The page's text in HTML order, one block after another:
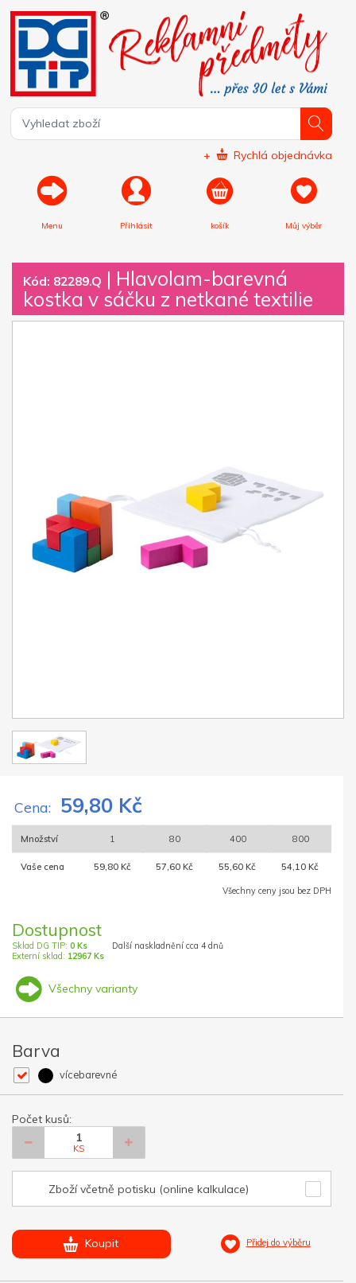
+ Rychlá objednávka
Menu Přihlásit košík Můj výběr
Kód: 82289.Q | Hlavolam-barevná
kostka v sáčku z netkané textilie
Cena: 59,80 Kč
Množství 1 80 400 800
Vaše cena 59,80 Kč 57,60 Kč 55,60 Kč 54,10 Kč
Všechny ceny jsou bez DPH
Dostupnost
Sklad DG TIP: 0 Ks
Externí sklad: 12967 Ks
Další naskladnění cca 4 dnů
Všechny varianty
Barva
vícebarevné
Počet kusů:
KS
Zboží včetně potisku (online kalkulace)
Koupit Přidej do výběru